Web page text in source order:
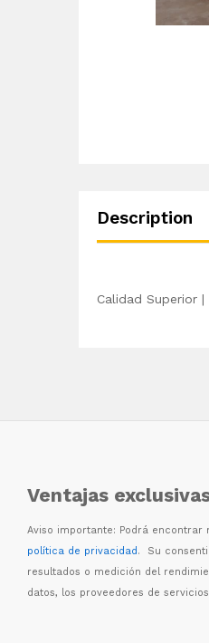
Description
Calidad Superior
Ventajas
Aviso importante: Podrá encontrar
política de privacidad. Su
resultados o medición del
datos, los proveedores de